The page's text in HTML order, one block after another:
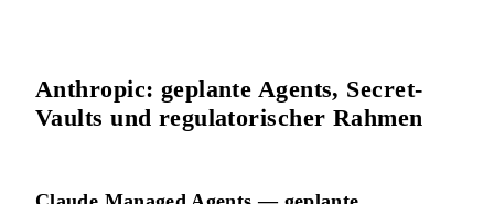
Anthropic: geplante Agents, Secret-
Vaults und regulatorischer Rahmen